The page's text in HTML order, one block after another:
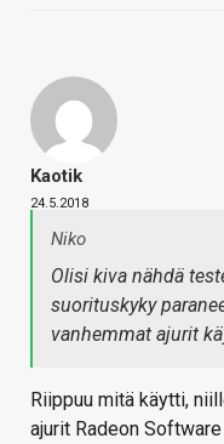
Kaotik
24.5.2018
Niko
Olisi kiva nähdä
suorituskyky
vanhemmat ajurit
Riippuu mitä käytti,
ajurit Radeon